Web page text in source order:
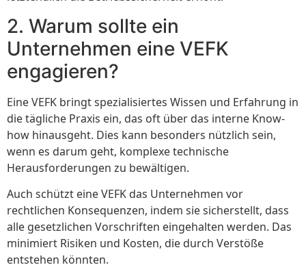
2. Warum sollte ein
Unternehmen eine VEFK
engagieren?
Eine VEFK bringt spezialisiertes Wissen und Erfahrung in
die tägliche Praxis ein, das oft über das interne Know-
how hinausgeht. Dies kann besonders nützlich sein,
wenn es darum geht, komplexe technische
Herausforderungen zu bewältigen.
Auch schützt eine VEFK das Unternehmen vor
rechtlichen Konsequenzen, indem sie sicherstellt, dass
alle gesetzlichen Vorschriften eingehalten werden. Das
minimiert Risiken und Kosten, die durch Verstöße
entstehen könnten.